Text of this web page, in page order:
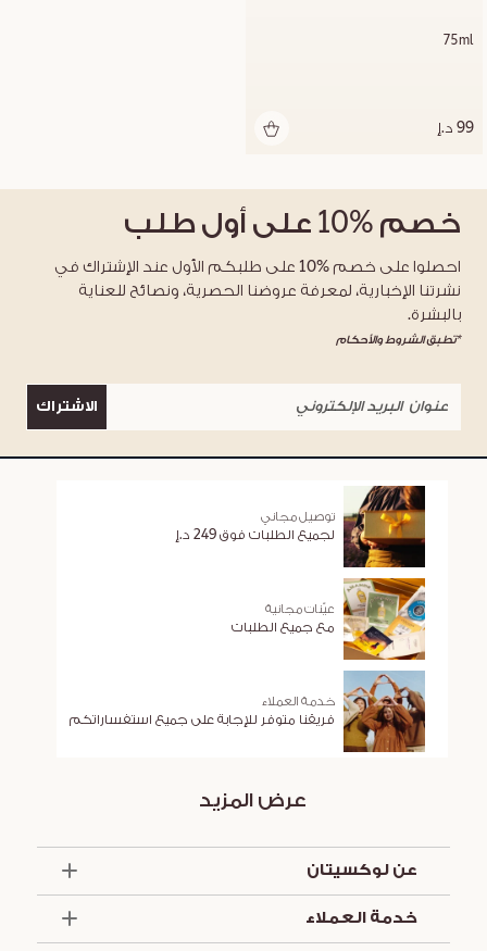
75ml
99 د.إ
خصم %10 على أول طلب
احصلوا على خصم %10 على طلبكم الأول عند الإشتراك في
نشرتنا الإخبارية، لمعرفة عروضنا الحصرية، ونصائح للعناية
بالبشرة.
*تطبق الشروط والأحكام
الاشتراك
توصيل مجاني
لجميع الطلبات فوق 249 د.إ
عيّنات مجانية
مع جميع الطلبات
خدمة العملاء
فريقنا متوفر للإجابة على جميع استفساراتكم
عرض المزيد
عن لوكسيتان
خدمة العملاء